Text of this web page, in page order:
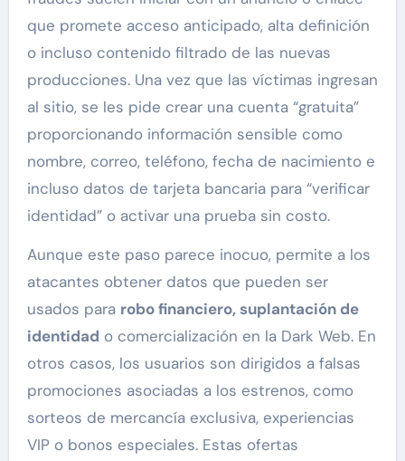
que promete acceso anticipado, alta definición
o incluso contenido filtrado de las nuevas
producciones. Una vez que las víctimas ingresan
al sitio, se les pide crear una cuenta “gratuita”
proporcionando información sensible como
nombre, correo, teléfono, fecha de nacimiento e
incluso datos de tarjeta bancaria para “verificar
identidad” o activar una prueba sin costo.
Aunque este paso parece inocuo, permite a los
atacantes obtener datos que pueden ser
usados para robo financiero, suplantación de
identidad o comercialización en la Dark Web. En
otros casos, los usuarios son dirigidos a falsas
promociones asociadas a los estrenos, como
sorteos de mercancía exclusiva, experiencias
VIP o bonos especiales. Estas ofertas